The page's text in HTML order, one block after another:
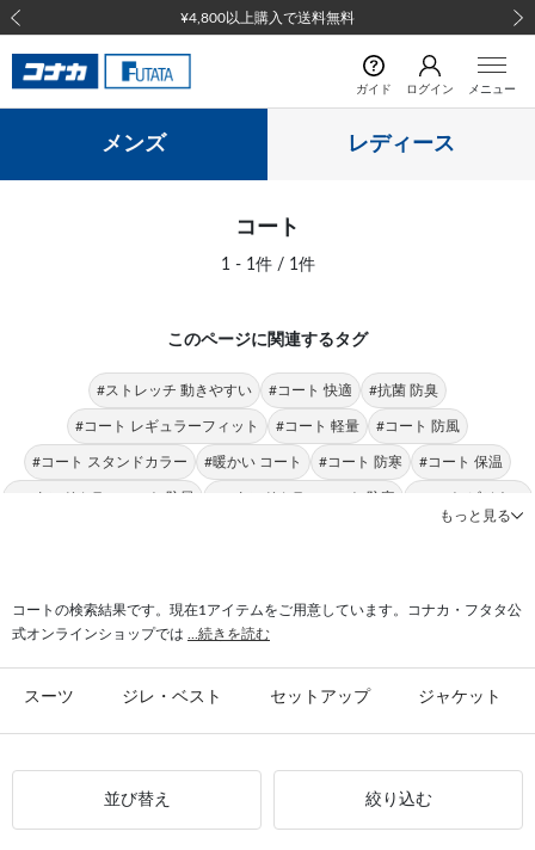
¥4,800以上購入で送料無料
前の画像
ガイド ログイン メニュー
メンズ レディース
コート
1 - 1件 / 1件
このページに関連するタグ
#ストレッチ 動きやすい #コート 快適 #抗菌 防臭
#コート レギュラーフィット #コート 軽量 #コート 防風
#コート スタンドカラー #暖かい コート #コート 防寒 #コート 保温
#スタンドカラーコート 防風 #スタンドカラーコート 防寒 #コート ビジネス
#トレンチコート 快適
もっと見る
コートの検索結果です。現在1アイテムをご用意しています。コナカ・フタタ公
式オンラインショップでは
...続きを読む
スーツ ジレ・ベスト セットアップ ジャケット
並び替え 絞り込む